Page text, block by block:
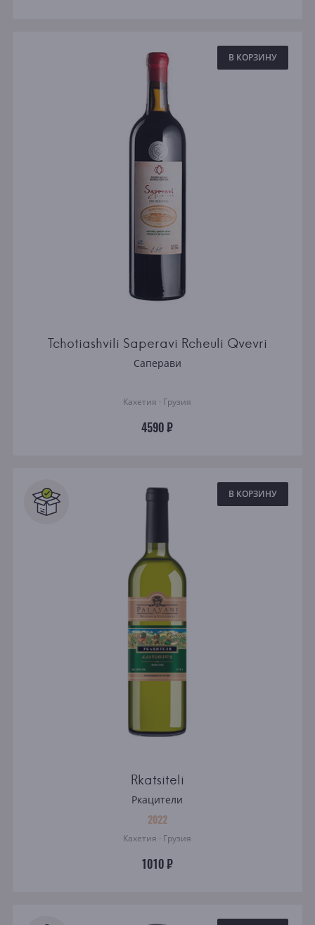
В КОРЗИНУ
Tchotiashvili Saperavi Rcheuli Qvevri
Саперави
Кахетия · Грузия
4590 ₽
В КОРЗИНУ
Rkatsiteli
Ркацители
2022
Кахетия · Грузия
1010 ₽